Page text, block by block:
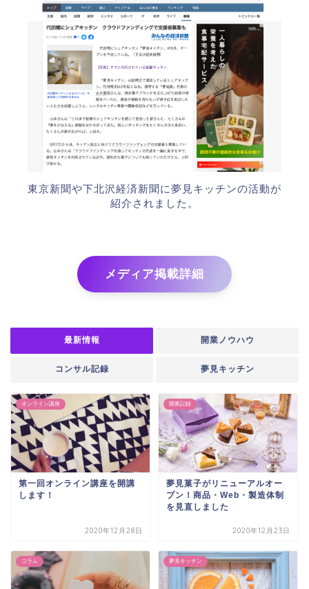
東京新聞や下北沢経済新聞に夢見キッチンの活動が
紹介されました。
メディア掲載詳細
最新情報 開業ノウハウ
コンサル記録 夢見キッチン
オンライン講座
第一回オンライン講座を開講
します！
2020年12月28日
開業記録
夢見菓子がリニューアルオー
プン！商品・Web・製造体制
を見直しました
2020年12月23日
コラム 夢見キッチン